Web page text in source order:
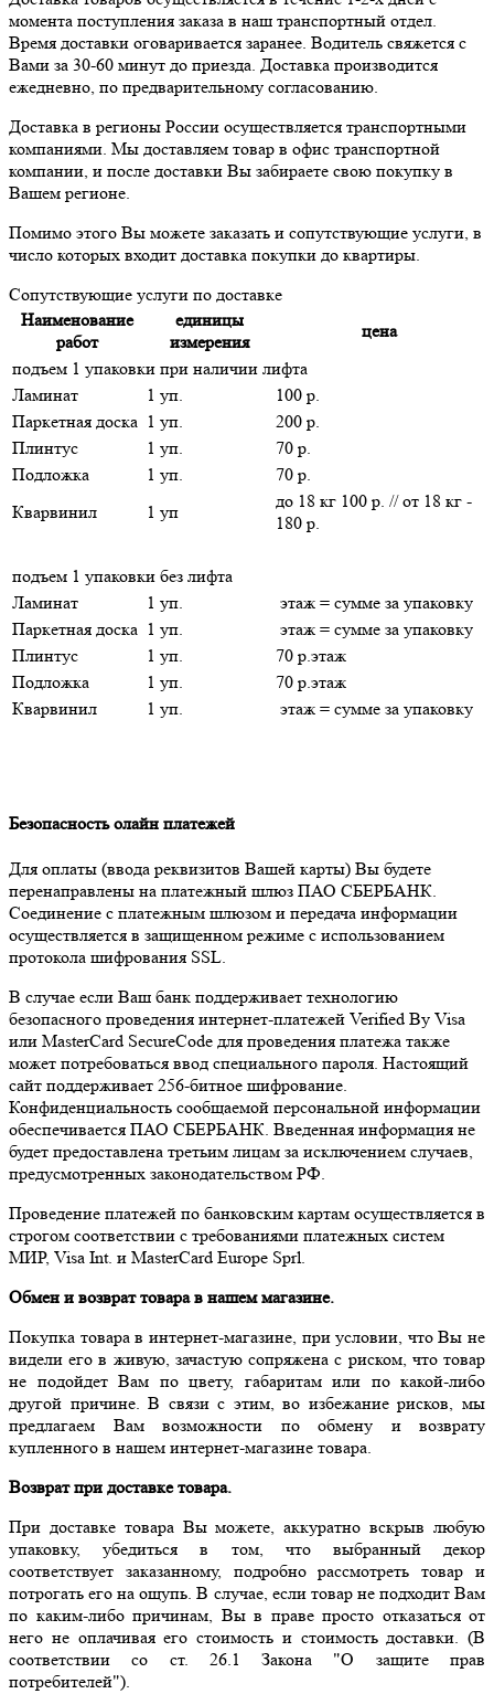
момента поступления заказа в наш транспортный отдел.
Время доставки оговаривается заранее. Водитель свяжется с
Вами за 30-60 минут до приезда. Доставка производится
ежедневно, по предварительному согласованию.
Доставка в регионы России осуществляется транспортными
компаниями. Мы доставляем товар в офис транспортной
компании, и после доставки Вы забираете свою покупку в
Вашем регионе.
Помимо этого Вы можете заказать и сопутствующие услуги, в
число которых входит доставка покупки до квартиры.
Сопутствующие услуги по доставке
Наименование
работ
единицы
измерения
цена
подъем 1 упаковки при наличии лифта
Ламинат
1 уп.
100 р.
Паркетная доска 1 уп.
200 р.
Плинтус
1 уп.
70 р.
Подложка
1 уп.
70 р.
Кварвинил
1 уп
до 18 кг 100 р. // от 18 кг -
180 р.
подъем 1 упаковки без лифта
Ламинат
1 уп.
этаж = сумме за упаковку
Паркетная доска 1 уп.
этаж = сумме за упаковку
Плинтус
1 уп.
70 р.этаж
Подложка
1 уп.
70 р.этаж
Кварвинил
1 уп. этаж = сумме за упаковку
Безопасность олайн платежей
Для оплаты (ввода реквизитов Вашей карты) Вы будете
перенаправлены на платежный шлюз ПАО СБЕРБАНК.
Соединение с платежным шлюзом и передача информации
осуществляется в защищенном режиме с использованием
протокола шифрования SSL.
В случае если Ваш банк поддерживает технологию
безопасного проведения интернет-платежей Verified By Visa
или MasterCard SecureCode для проведения платежа также
может потребоваться ввод специального пароля. Настоящий
сайт поддерживает 256-битное шифрование.
Конфиденциальность сообщаемой персональной информации
обеспечивается ПАО СБЕРБАНК. Введенная информация не
будет предоставлена третьим лицам за исключением случаев,
предусмотренных законодательством РФ.
Проведение платежей по банковским картам осуществляется в
строгом соответствии с требованиями платежных систем
МИР, Visa Int. и MasterCard Europe Sprl.
Обмен и возврат товара в нашем магазине.
Покупка товара в интернет-магазине, при условии, что Вы не
видели его в живую, зачастую сопряжена с риском, что товар
не подойдет Вам по цвету, габаритам или по какой-либо
другой причине. В связи с этим, во избежание рисков, мы
предлагаем Вам возможности по обмену и возврату
купленного в нашем интернет-магазине товара.
Возврат при доставке товара.
При доставке товара Вы можете, аккуратно вскрыв любую
упаковку, убедиться в том, что выбранный декор
соответствует заказанному, подробно рассмотреть товар и
потрогать его на ощупь. В случае, если товар не подходит Вам
по каким-либо причинам, Вы в праве просто отказаться от
него не оплачивая его стоимость и стоимость доставки. (В
соответствии со ст. 26.1 Закона "О защите прав
потребителей").